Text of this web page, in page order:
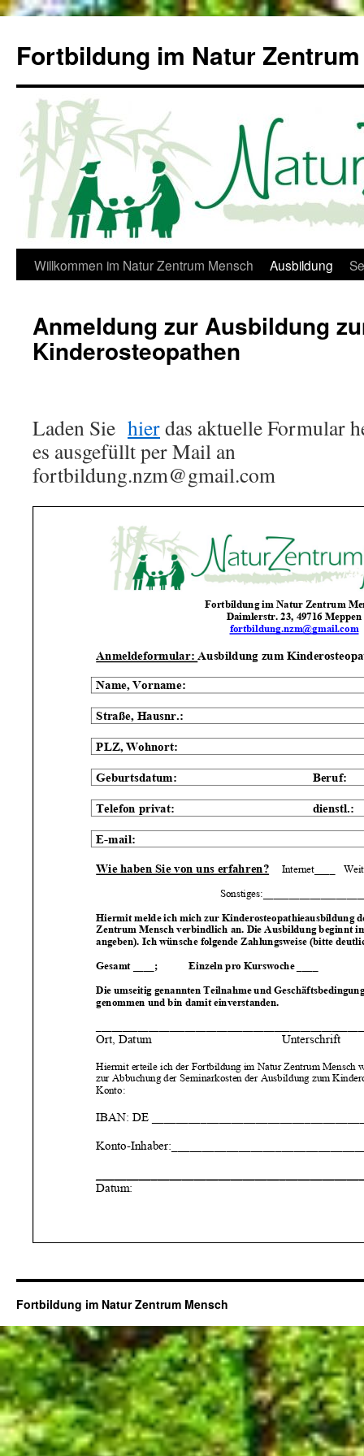
springen
Fortbildung im Natur
Willkommen im Natur Zentrum Mensch Ausbildung
Anmeldung zur Ausbildung
Kinderosteopathen
Laden Sie hierdas aktuelle Formular
es ausgefüllt per Mail an
fortbildung.nzm@gmail.com
Fortbildung im Natur Zentrum Mensch